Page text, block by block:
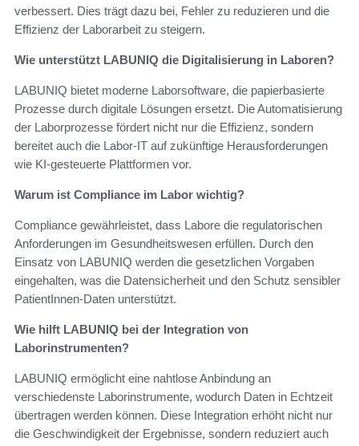
verbessert. Dies trägt dazu bei, Fehler zu reduzieren und die
Effizienz der Laborarbeit zu steigern.
Wie unterstützt LABUNIQ die Digitalisierung in Laboren?
LABUNIQ bietet moderne Laborsoftware, die papierbasierte
Prozesse durch digitale Lösungen ersetzt. Die Automatisierung
der Laborprozesse fördert nicht nur die Effizienz, sondern
bereitet auch die Labor-IT auf zukünftige Herausforderungen
wie KI-gesteuerte Plattformen vor.
Warum ist Compliance im Labor wichtig?
Compliance gewährleistet, dass Labore die regulatorischen
Anforderungen im Gesundheitswesen erfüllen. Durch den
Einsatz von LABUNIQ werden die gesetzlichen Vorgaben
eingehalten, was die Datensicherheit und den Schutz sensibler
PatientInnen-Daten unterstützt.
Wie hilft LABUNIQ bei der Integration von
Laborinstrumenten?
LABUNIQ ermöglicht eine nahtlose Anbindung an
verschiedenste Laborinstrumente, wodurch Daten in Echtzeit
übertragen werden können. Diese Integration erhöht nicht nur
die Geschwindigkeit der Ergebnisse, sondern reduziert auch